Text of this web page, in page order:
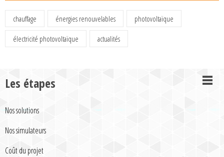
chauffage énergies renouvelables
photovoltaïque
électricité photovoltaïque
actualités
Les étapes
Nos solutions
Nos simulateurs
Coût du projet